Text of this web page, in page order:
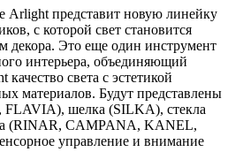
Arlight представит новую линейку
с которой свет становится
декора. Это еще один инструмент
интерьера, объединяющий
света с эстетикой
материалов. Будут представлены
FLAVIA), шелка (SILKA), стекла
(RINAR, CAMPANA, KANEL,
управление и внимание